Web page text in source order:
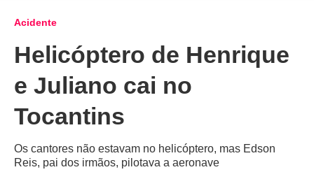
Acidente
Helicóptero de Henrique
e Juliano cai no
Tocantins
Os cantores não estavam no helicóptero, mas Edson
Reis, pai dos irmãos, pilotava a aeronave